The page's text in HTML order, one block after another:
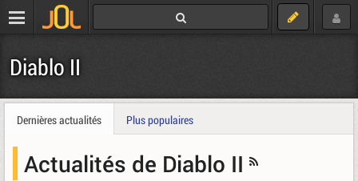
Diablo II
Dernières actualités Plus populaires
Actualités de Diablo II